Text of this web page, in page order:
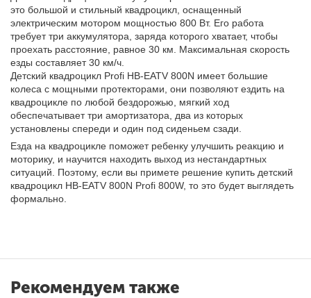
это большой и стильный квадроцикл, оснащенный
электрическим мотором мощностью 800 Вт. Его работа
требует три аккумулятора, заряда которого хватает, чтобы
проехать расстояние, равное 30 км. Максимальная скорость
езды составляет 30 км/ч.
Детский квадроцикл Profi HB-EATV 800N имеет большие
колеса с мощными протекторами, они позволяют ездить на
квадроцикле по любой бездорожью, мягкий ход
обеспечатывает три амортизатора, два из которых
установлены спереди и один под сиденьем сзади.
Езда на квадроцикле поможет ребенку улучшить реакцию и
моторику, и научится находить выход из нестандартных
ситуаций. Поэтому, если вы примете решение купить детский
квадроцикл HB-EATV 800N Profi 800W, то это будет выглядеть
формально.
Рекомендуем также